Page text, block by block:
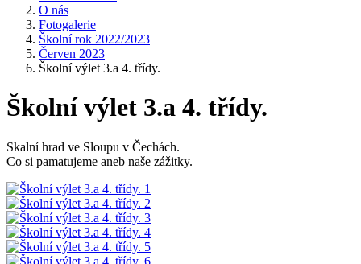
O nás
Fotogalerie
Školní rok 2022/2023
Červen 2023
Školní výlet 3.a 4. třídy.
Školní výlet 3.a 4. třídy.
Skalní hrad ve Sloupu v Čechách.
Co si pamatujeme aneb naše zážitky.